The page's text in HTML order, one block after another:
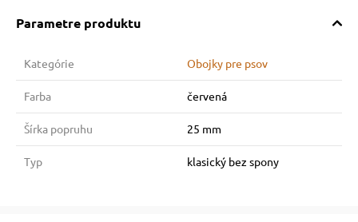
Parametre produktu
Kategórie Obojky pre psov
Farba červená
Šírka popruhu 25 mm
Typ klasický bez spony